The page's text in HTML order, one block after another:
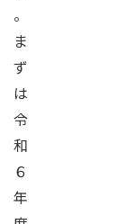
。
ま
ず
は
令
和
６
年